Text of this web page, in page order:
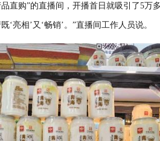
购”的直播间，开播首日就吸引了5万
亮相’又‘畅销’。”直播间工作人员说。